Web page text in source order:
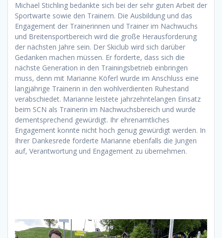
Michael Stichling bedankte sich bei der sehr guten Arbeit der
Sportwarte sowie den Trainern. Die Ausbildung und das
Engagement der Trainerinnen und Trainer im Nachwuchs
und Breitensportbereich wird die große Herausforderung
der nächsten Jahre sein. Der Skiclub wird sich darüber
Gedanken machen müssen. Er forderte, dass sich die
nächste Generation in den Trainingsbetrieb einbringen
muss, denn mit Marianne Köferl wurde im Anschluss eine
langjährige Trainerin in den wohlverdienten Ruhestand
verabschiedet. Marianne leistete jahrzehntelangen Einsatz
beim SCN als Trainerin im Nachwuchsbereich und wurde
dementsprechend gewürdigt. Ihr ehrenamtliches
Engagement konnte nicht hoch genug gewürdigt werden. In
Ihrer Dankesrede forderte Marianne ebenfalls die Jungen
auf, Verantwortung und Engagement zu übernehmen.